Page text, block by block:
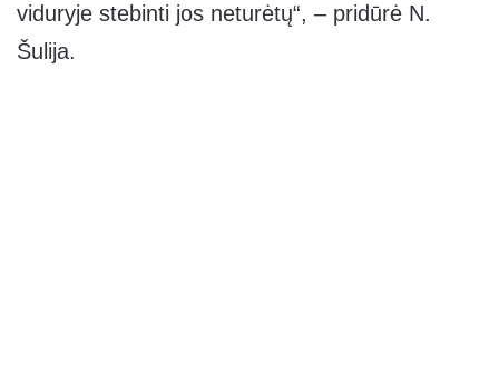
viduryje stebinti jos neturėtų“, – pridūrė N.
Šulija.